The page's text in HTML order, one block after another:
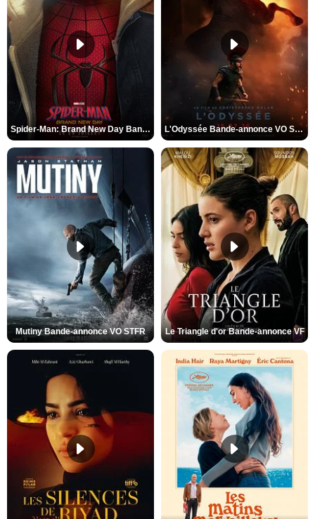
Spider-Man: Brand New Day Bande-annonce VO STFR L'Odyssée Bande-annonce VO STFR
Mutiny Bande-annonce VO STFR Le Triangle d'or Bande-annonce VF